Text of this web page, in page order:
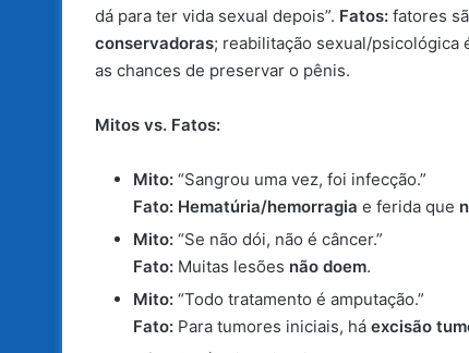
dá para ter vida sexual depois”. Fatos: fatores
conservadoras; reabilitação sexual/psicológica
as chances de preservar o pênis.
Mitos vs. Fatos:
Mito: “Sangrou uma vez, foi infecção.”
Fato: Hematúria/hemorragia e ferida que
Mito: “Se não dói, não é câncer.”
Fato: Muitas lesões não doem.
Mito: “Todo tratamento é amputação.”
Fato: Para tumores iniciais, há excisão